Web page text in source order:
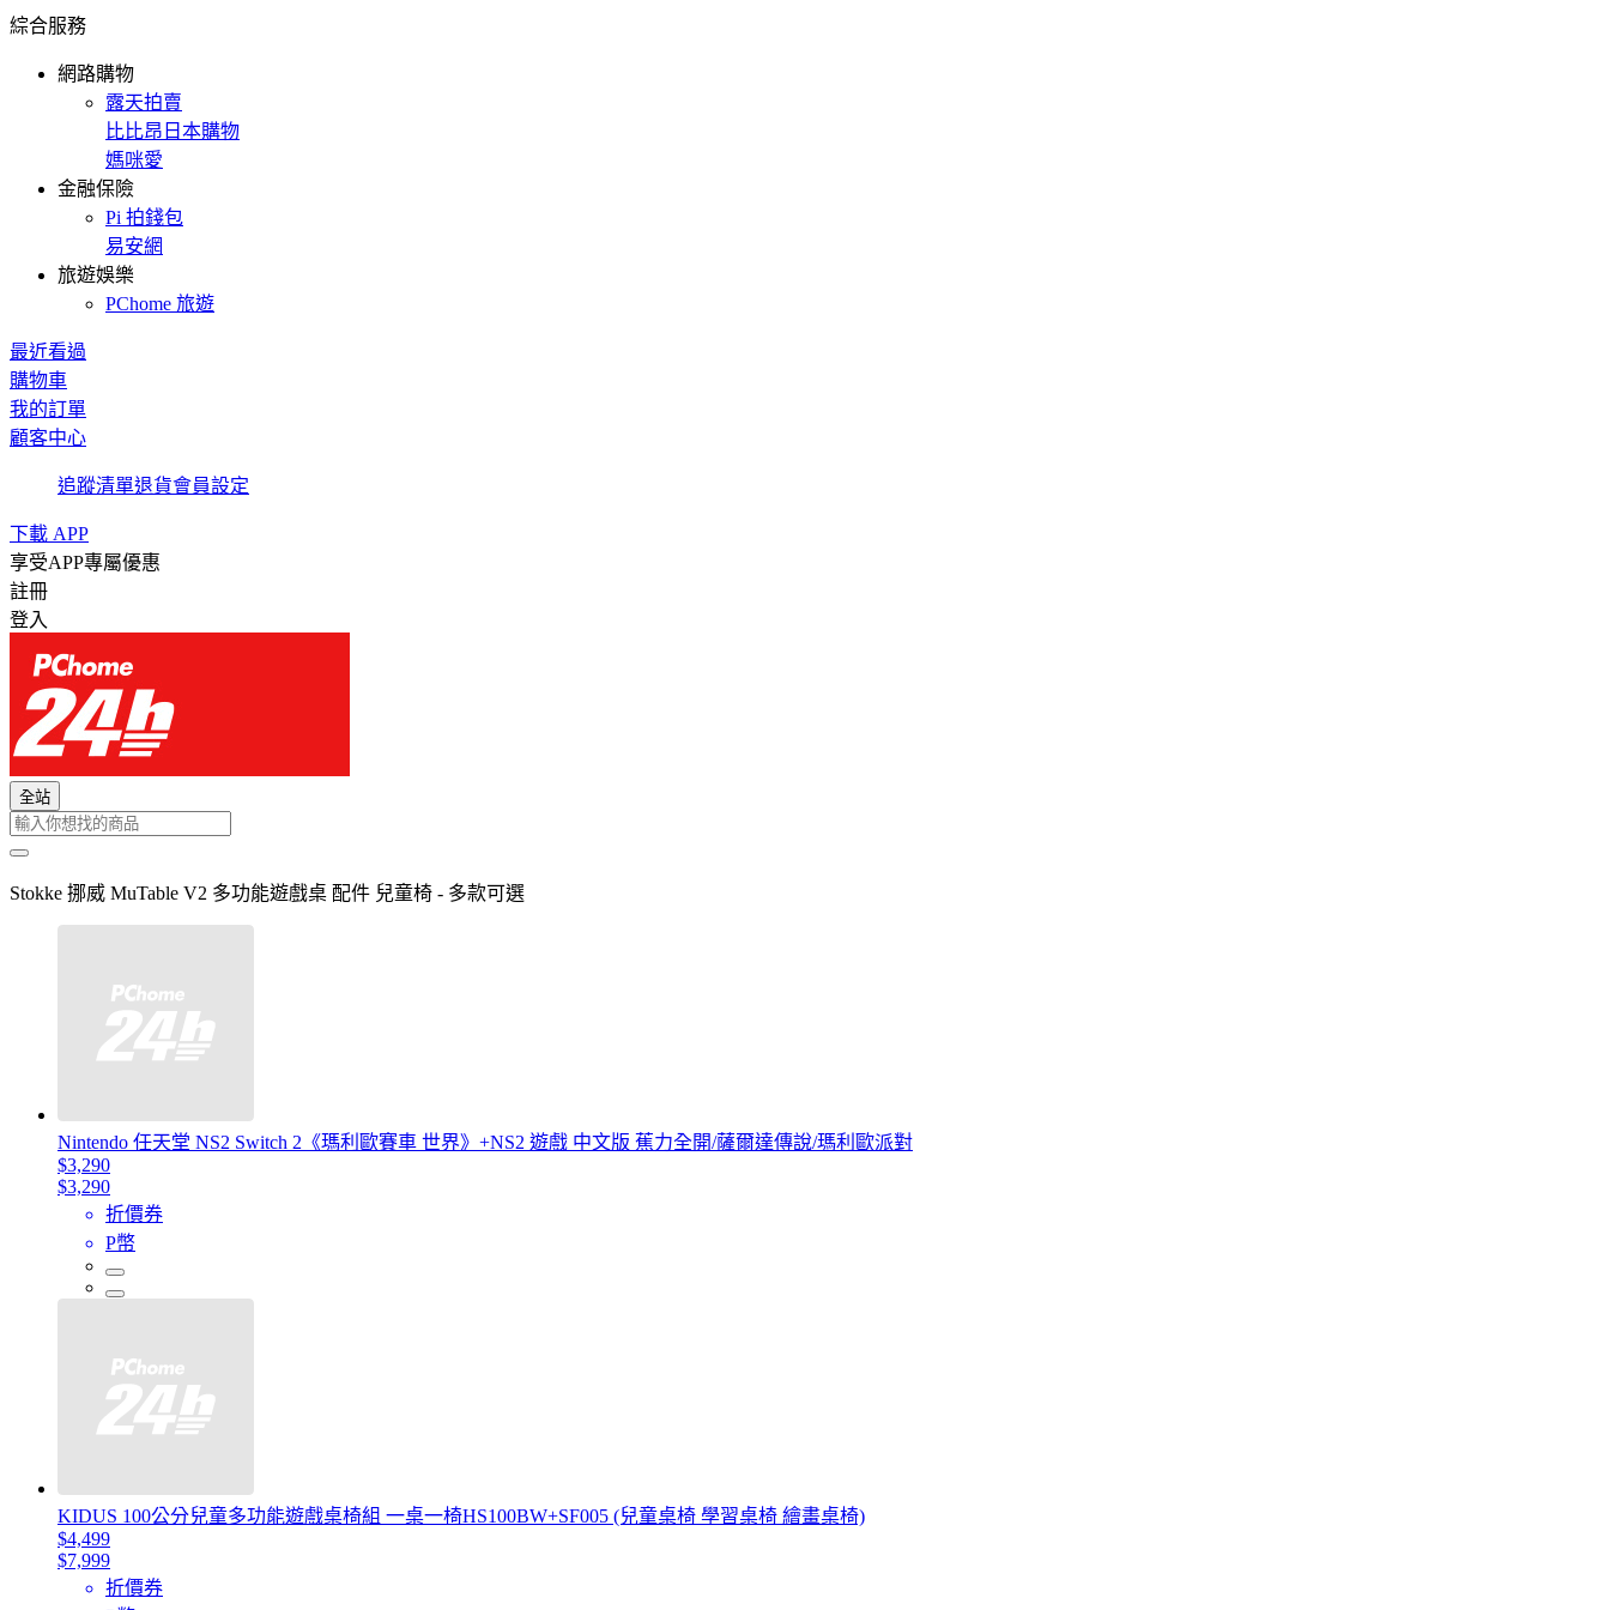
綜合服務
網路購物
露天拍賣
比比昂日本購物
媽咪愛
金融保險
Pi 拍錢包
易安網
旅遊娛樂
PChome 旅遊
最近看過
購物車
我的訂單
顧客中心
追蹤清單退貨會員設定
下載 APP
享受APP專屬優惠
註冊
登入
全站
Stokke 挪威 MuTable V2 多功能遊戲桌 配件 兒童椅 - 多款可選
Nintendo 任天堂 NS2 Switch 2《瑪利歐賽車 世界》+NS2 遊戲 中文版 蕉力全開/薩爾達傳說/瑪利歐派對
$3,290
$3,290
折價券
P幣
KIDUS 100公分兒童多功能遊戲桌椅組 一桌一椅HS100BW+SF005 (兒童桌椅 學習桌椅 繪畫桌椅)
$4,499
$7,999
折價券